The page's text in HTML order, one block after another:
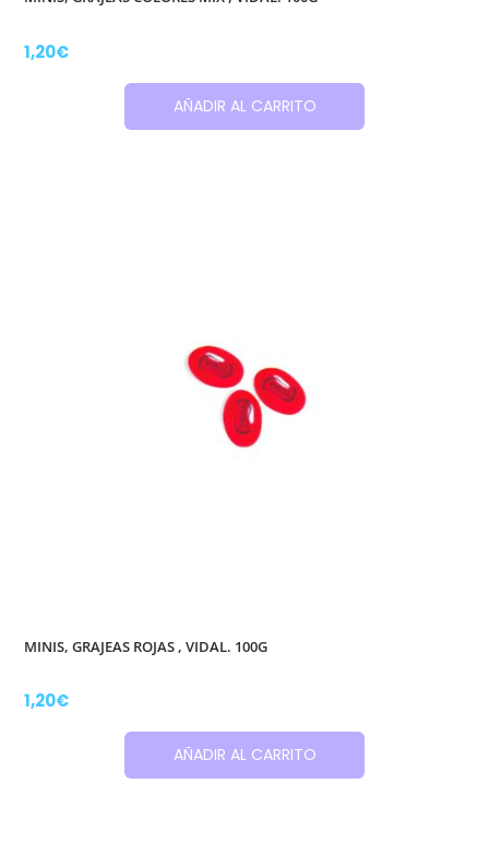
1,20€
AÑADIR AL CARRITO
MINIS, GRAJEAS ROJAS , VIDAL. 100G
1,20€
AÑADIR AL CARRITO